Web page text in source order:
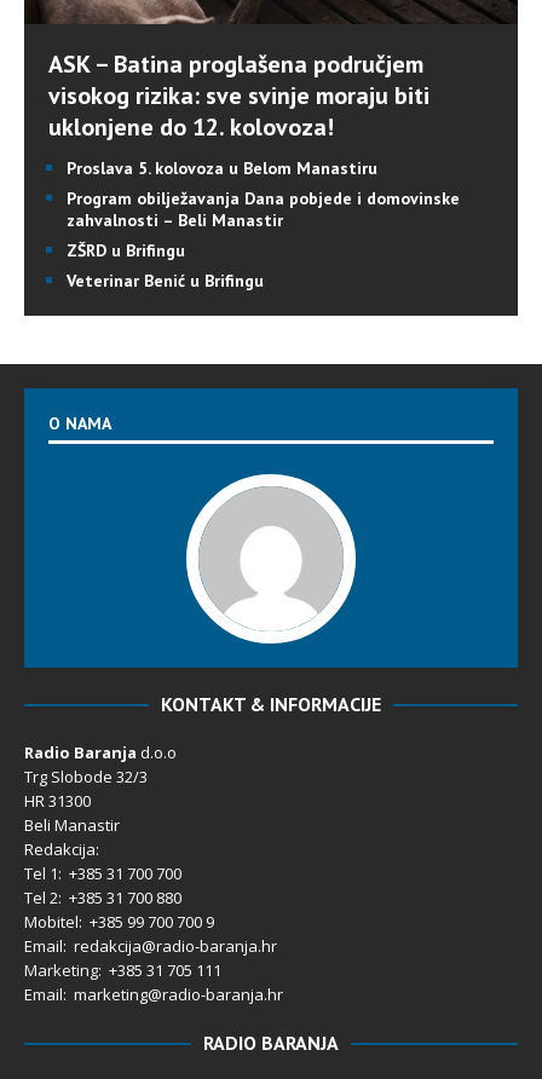
ASK – Batina proglašena područjem
visokog rizika: sve svinje moraju biti
uklonjene do 12. kolovoza!
Proslava 5. kolovoza u Belom Manastiru
Program obilježavanja Dana pobjede i domovinske
zahvalnosti – Beli Manastir
ZŠRD u Brifingu
Veterinar Benić u Brifingu
O NAMA
KONTAKT & INFORMACIJE
Radio Baranja d.o.o
Trg Slobode 32/3
HR 31300
Beli Manastir
Redakcija:
Tel 1: +385 31 700 700
Tel 2: +385 31 700 880
Mobitel: +385 99 700 700 9
Email: redakcija@radio-baranja.hr
Marketing: +385 31 705 111
Email: marketing@radio-baranja.hr
RADIO BARANJA